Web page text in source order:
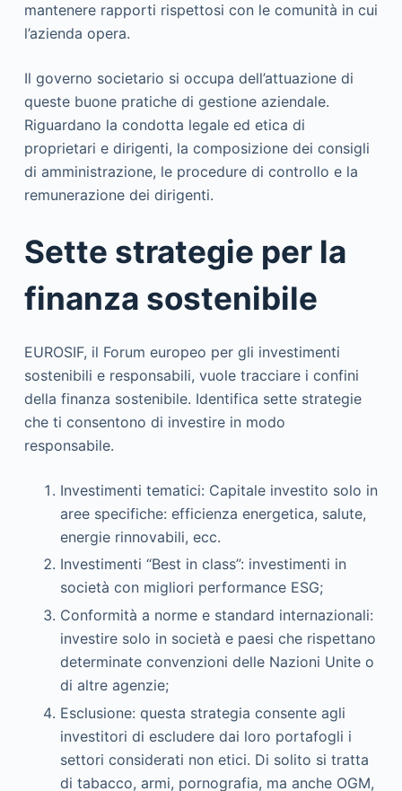
mantenere rapporti rispettosi con le comunità in cui
l’azienda opera.
Il governo societario si occupa dell’attuazione di
queste buone pratiche di gestione aziendale.
Riguardano la condotta legale ed etica di
proprietari e dirigenti, la composizione dei consigli
di amministrazione, le procedure di controllo e la
remunerazione dei dirigenti.
Sette strategie per la
finanza sostenibile
EUROSIF, il Forum europeo per gli investimenti
sostenibili e responsabili, vuole tracciare i confini
della finanza sostenibile. Identifica sette strategie
che ti consentono di investire in modo
responsabile.
Investimenti tematici: Capitale investito solo in
aree specifiche: efficienza energetica, salute,
energie rinnovabili, ecc.
Investimenti “Best in class”: investimenti in
società con migliori performance ESG;
Conformità a norme e standard internazionali:
investire solo in società e paesi che rispettano
determinate convenzioni delle Nazioni Unite o
di altre agenzie;
Esclusione: questa strategia consente agli
investitori di escludere dai loro portafogli i
settori considerati non etici. Di solito si tratta
di tabacco, armi, pornografia, ma anche OGM,